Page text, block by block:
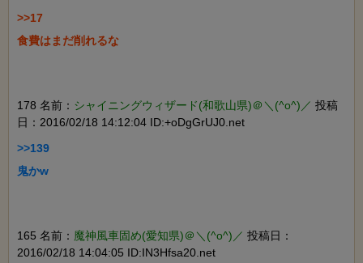
>>17
食費はまだ削れるな
178 名前： シャイニングウィザード(和歌山県)＠＼(^o^)／ 投稿
日：2016/02/18 14:12:04 ID:+oDgGrUJ0.net
>>139
鬼かw
165 名前： 魔神風車固め(愛知県)＠＼(^o^)／ 投稿日：
2016/02/18 14:04:05 ID:IN3Hfsa20.net